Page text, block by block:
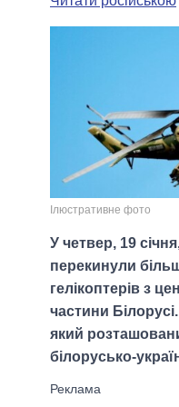
Ілюстративне фото
У четвер, 19
перекинули
гелікоптерів з
частини
який
білорусько-